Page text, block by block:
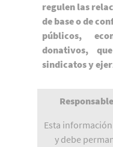
regulen las
de base o de
públicos,
donativos,
sindicatos y
Esta
y debe